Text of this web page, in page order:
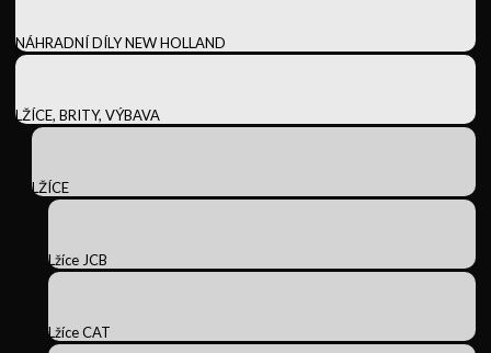
NÁHRADNÍ DÍLY NEW HOLLAND
LŽÍCE, BRITY, VÝBAVA
LŽÍCE
Lžíce JCB
Lžíce CAT